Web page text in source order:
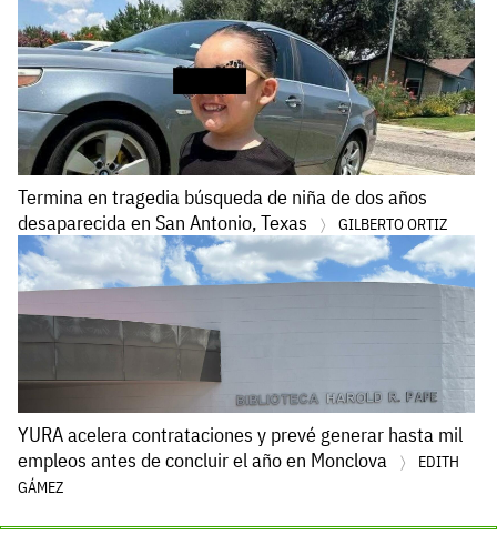
Termina en tragedia búsqueda de niña de dos años
desaparecida en San Antonio, Texas
GILBERTO ORTIZ
YURA acelera contrataciones y prevé generar hasta mil
empleos antes de concluir el año en Monclova
EDITH
GÁMEZ